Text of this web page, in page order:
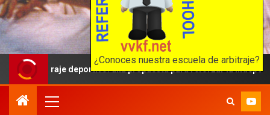
¿Conoces nuestra escuela de arbitraje?
El karate en internet
deportivo: una propuesta para reforzar la independencia